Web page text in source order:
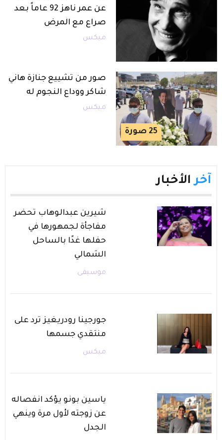
عن عمر ناهز 92 عاماً بعد
صراع مع المرض
ميكس
25 صورة
صور من تشييع جنازة هاني
شاكر ووداع النجوم له
ميكس
آخر الأخبار
شيرين عبدالوهاب تحضر
مفاجأة لجمهورها في
حفلها غدًا بالساحل
الشمالي
موسيقى
جورجينا رودريغيز ترد على
منتقدي جسمها
ميكس
ياسين بونو يؤكد انفصاله
عن زوجته لأول مرة وينهي
الجدل